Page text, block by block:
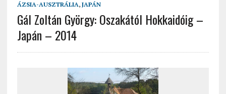
ÁZSIA-AUSZTRÁLIA, JAPÁN
Gál Zoltán György: Oszakától Hokkaidóig –
Japán – 2014